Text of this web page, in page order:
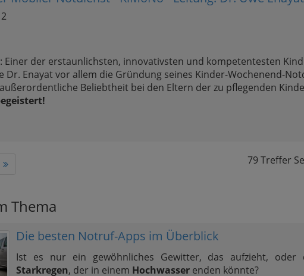
Einer der erstaunlichsten, innovativsten und kompetentesten
Dr. Enayat vor allem die Gründung seines Kinder-Wochenend-
Beliebtheit bei den Eltern der zu pflegenden
79 Treffer
Thema
Die besten Notruf-Apps im Überblick
Ist es nur ein gewöhnliches Gewitter, das aufzieht, oder
Starkregen, der in einem Hochwasser enden könnte?